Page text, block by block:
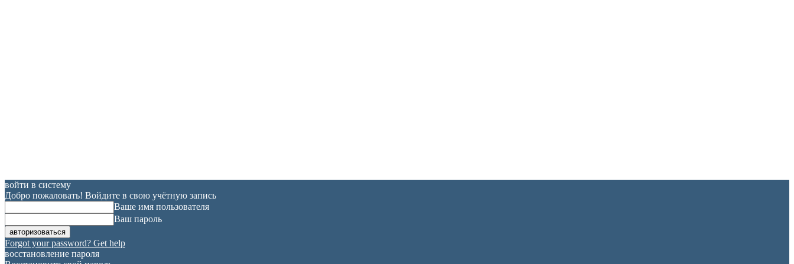
войти в систему
Добро пожаловать! Войдите в свою учётную запись
Ваше имя пользователя
Ваш пароль
Forgot your password? Get help
восстановление пароля